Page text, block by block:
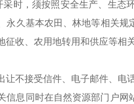
时，须按照安全生产、生态
永久基本农田、林地等相关
征收、农用地转用和供应等
让不接受信件、电子邮件、电
信息同时在自然资源部门户